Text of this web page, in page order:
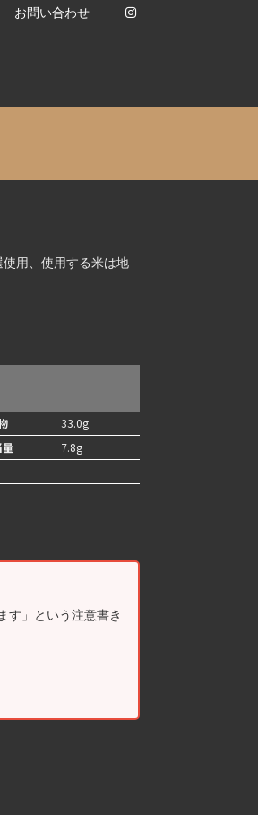
お問い合わせ
用、使用する米は地
33.0g
7.8g
す」という注意書き